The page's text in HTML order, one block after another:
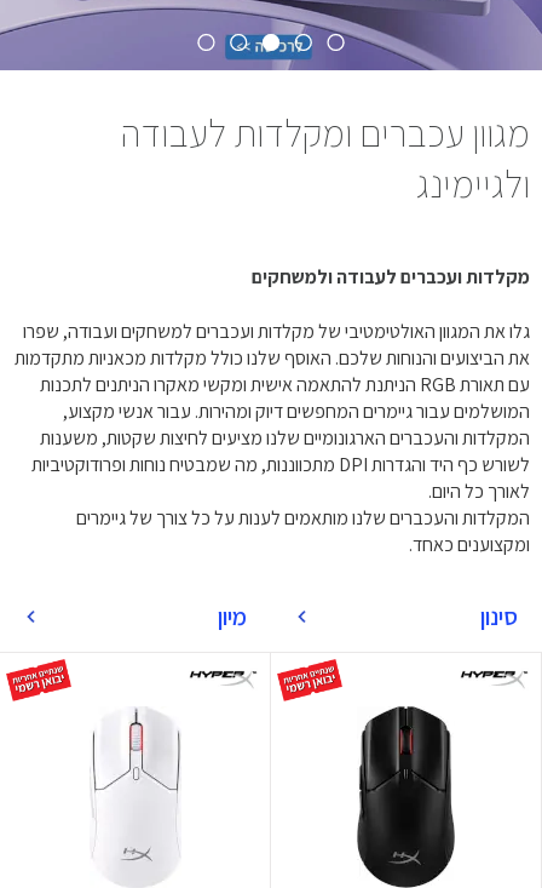
מגוון עכברים ומקלדות לעבודה
ולגיימינג
מקלדות ועכברים לעבודה ולמשחקים
גלו את המגוון האולטימטיבי של מקלדות ועכברים למשחקים ועבודה, שפרו
את הביצועים והנוחות שלכם. האוסף שלנו כולל מקלדות מכאניות מתקדמות
עם תאורת RGB הניתנת להתאמה אישית ומקשי מאקרו הניתנים לתכנות
המושלמים עבור גיימרים המחפשים דיוק ומהירות. עבור אנשי מקצוע,
המקלדות והעכברים הארגונומיים שלנו מציעים לחיצות שקטות, משענות
לשורש כף היד והגדרות DPI מתכווננות, מה שמבטיח נוחות ופרודוקטיביות
לאורך כל היום.
המקלדות והעכברים שלנו מותאמים לענות על כל צורך של גיימרים
ומקצוענים כאחד.
סינון מיון